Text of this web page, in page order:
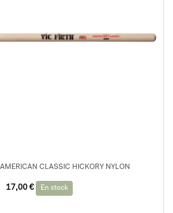
CLASSIC HICKORY NYLON
17,00 € En stock